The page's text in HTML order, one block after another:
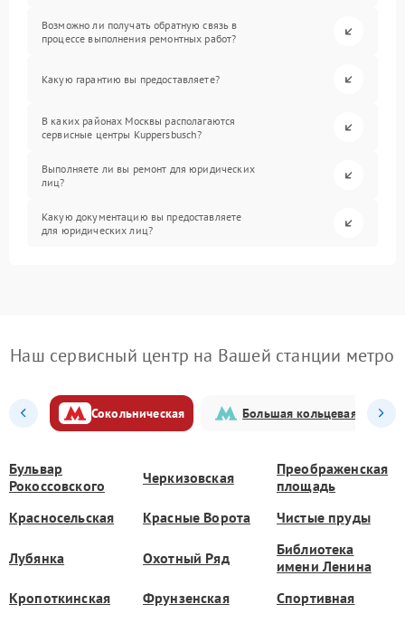
Возможно ли получать обратную связь в
процессе выполнения ремонтных работ?
Какую гарантию вы предоставляете?
В каких районах Москвы располагаются
сервисные центры Kuppersbusch?
Выполняете ли вы ремонт для юридических
лиц?
Какую документацию вы предоставляете
для юридических лиц?
Наш сервисный центр на Вашей станции метро
Сокольническая Большая кольцевая
Бульвар
Рокоссовского
Черкизовская
Преображенская
площадь
Красносельская
Красные Ворота Чистые пруды
Лубянка Охотный Ряд
Библиотека
имени Ленина
Кропоткинская
Фрунзенская
Спортивная